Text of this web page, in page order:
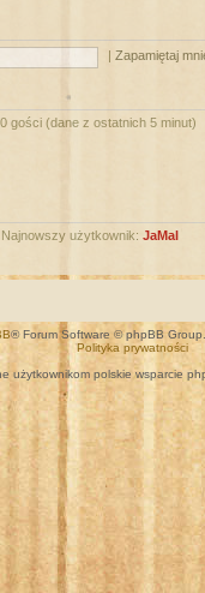
Zapamiętaj
gości (dane z ostatnich 5 minut)
Najnowszy użytkownik: JaMal
® Forum Software © phpBB
Polityka prywatności
użytkownikom polskie wsparcie